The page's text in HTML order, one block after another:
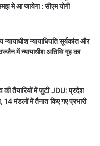
मे आ जायेगा : सीएम योगी
न्यायाधिपति सूर्यकांत और
में न्यायाधीश अतिथि गृह का
की तैयारियों में जुटी JDU: प्रदेश
14 मंडलों में तैनात किए गए प्रभारी